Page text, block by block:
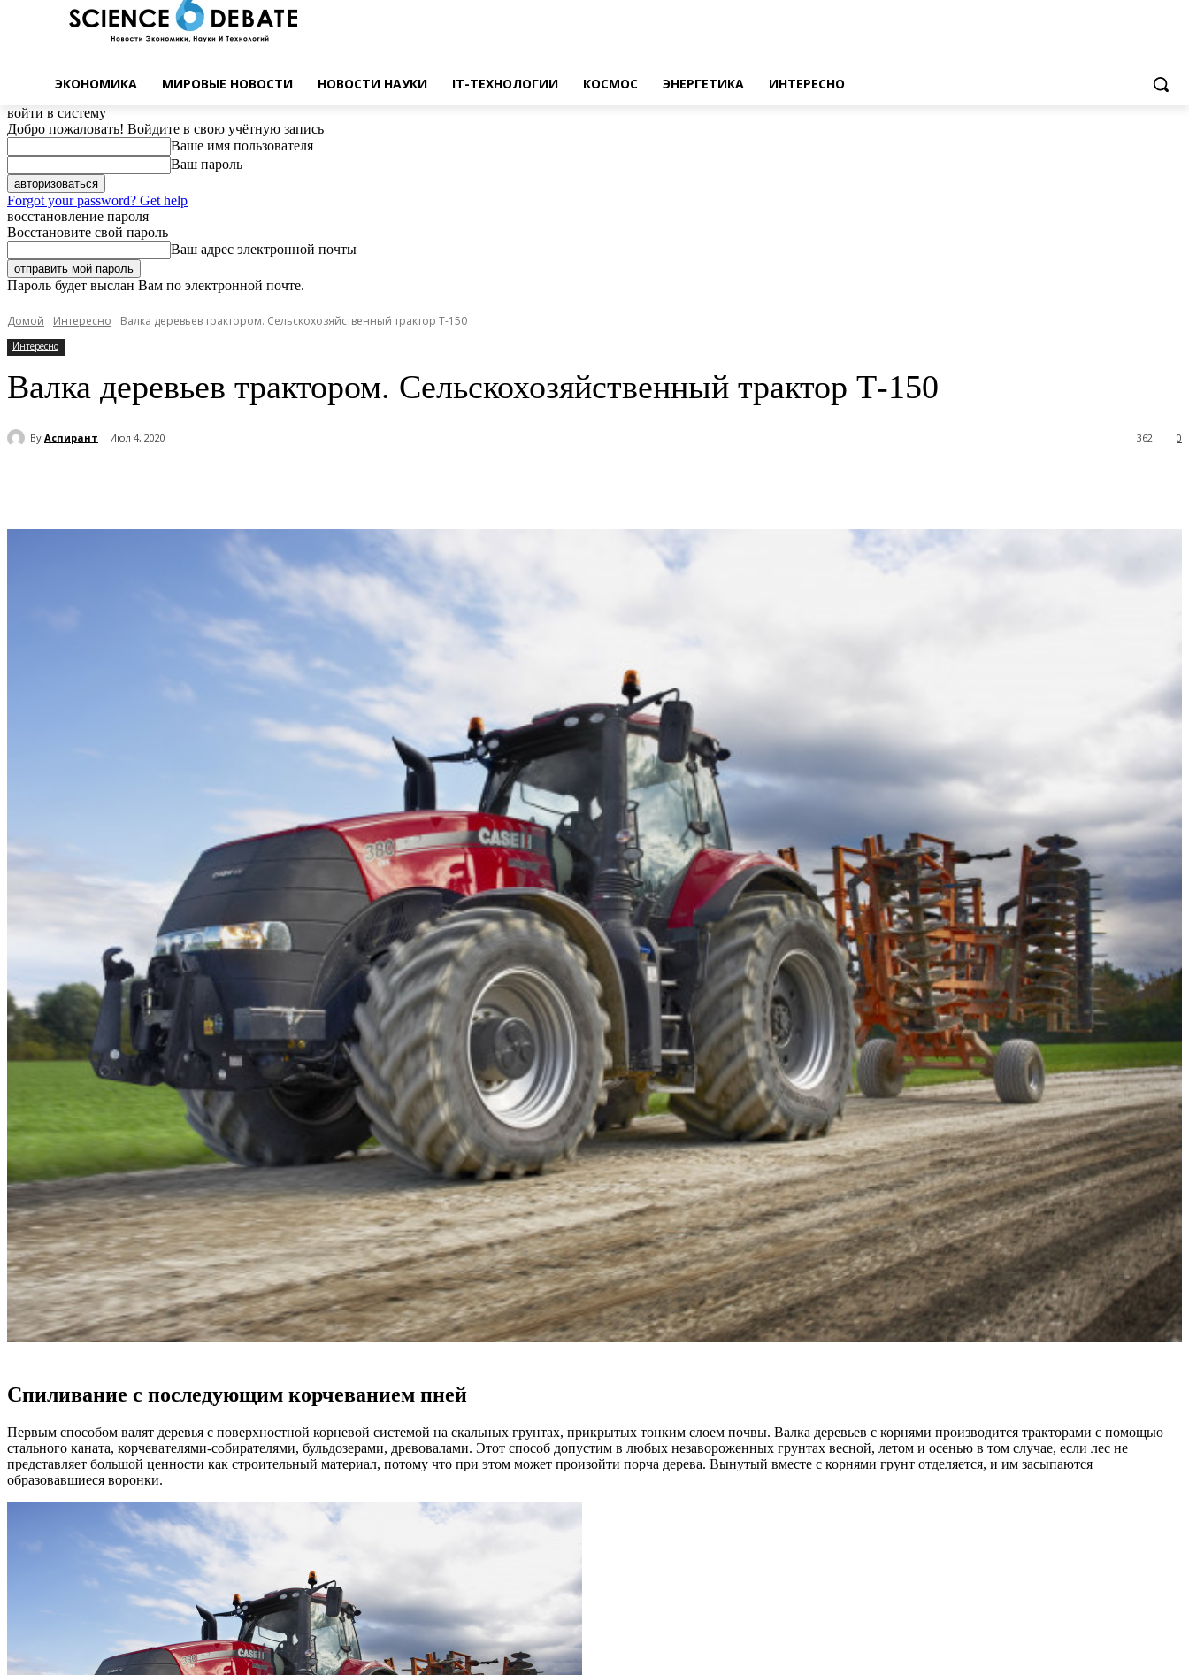
ЭКОНОМИКА МИРОВЫЕ НОВОСТИ НОВОСТИ НАУКИ IT-ТЕХНОЛОГИИ КОСМОС ЭНЕРГЕТИКА ИНТЕРЕСНО
войти в систему
Добро пожаловать! Войдите в свою учётную запись
Ваше имя пользователя
Ваш пароль
Forgot your password? Get help
восстановление пароля
Восстановите свой пароль
Ваш адрес электронной почты
Пароль будет выслан Вам по электронной почте.
Домой Интересно Валка деревьев трактором. Сельскохозяйственный трактор Т-150
Интересно
Валка деревьев трактором. Сельскохозяйственный трактор Т-150
By Аспирант Июл 4, 2020 0
362
Спиливание с последующим корчеванием пней
Первым способом валят деревья с поверхностной корневой системой на скальных грунтах, прикрытых тонким слоем почвы. Валка деревьев с корнями производится тракторами с помощью
стального каната, корчевателями-собирателями, бульдозерами, древовалами. Этот способ допустим в любых незавороженных грунтах весной, летом и осенью в том случае, если лес не
представляет большой ценности как строительный материал, потому что при этом может произойти порча дерева. Вынутый вместе с корнями грунт отделяется, и им засыпаются
образовавшиеся воронки.